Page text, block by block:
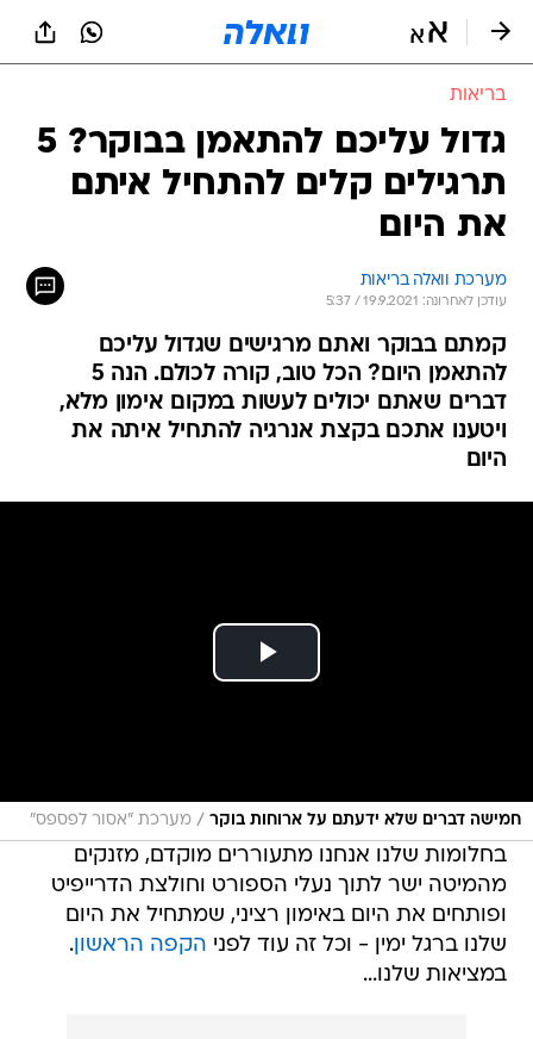
בריאות
גדול עליכם להתאמן בבוקר? 5
תרגילים קלים להתחיל איתם
את היום
מערכת וואלה בריאות
עודכן לאחרונה: 19.9.2021 / 5:37
קמתם בבוקר ואתם מרגישים שגדול עליכם
להתאמן היום? הכל טוב, קורה לכולם. הנה 5
דברים שאתם יכולים לעשות במקום אימון מלא,
ויטענו אתכם בקצת אנרגיה להתחיל איתה את
היום
חמישה דברים שלא ידעתם על ארוחות בוקר / מערכת "אסור לפספס"
בחלומות שלנו אנחנו מתעוררים מוקדם, מזנקים
מהמיטה ישר לתוך נעלי הספורט וחולצת הדרייפיט
ופותחים את היום באימון רציני, שמתחיל את היום
שלנו ברגל ימין - וכל זה עוד לפני הקפה הראשון.
במציאות שלנו...